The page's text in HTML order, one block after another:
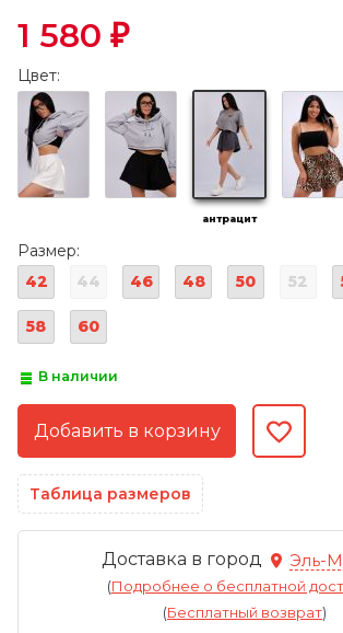
1 580 ₽
Цвет:
антрацит
Размер:
42
44 46 48 50 52
58 60
В наличии
Таблица размеров
Доставка в город Эль-
(Подробнее о бесплатной
(Бесплатный возврат)